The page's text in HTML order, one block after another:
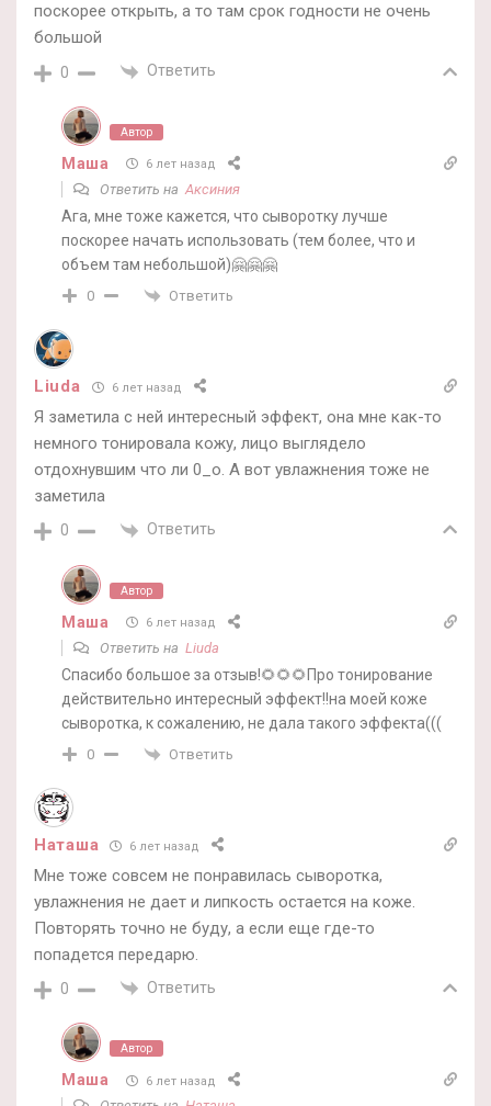
поскорее открыть, а то там срок годности не очень
большой
0 Ответить
Автор
Маша 6 лет назад
Ответить на Аксиния
Ага, мне тоже кажется, что сыворотку лучше
поскорее начать использовать (тем более, что и
объем там небольшой)🤗🤗🤗
0 Ответить
Liuda 6 лет назад
Я заметила с ней интересный эффект, она мне как-то
немного тонировала кожу, лицо выглядело
отдохнувшим что ли 0_о. А вот увлажнения тоже не
заметила
0 Ответить
Автор
Маша 6 лет назад
Ответить на Liuda
Спасибо большое за отзыв!🌻🌻🌻Про тонирование
действительно интересный эффект!!на моей коже
сыворотка, к сожалению, не дала такого эффекта(((
0 Ответить
Наташа 6 лет назад
Мне тоже совсем не понравилась сыворотка,
увлажнения не дает и липкость остается на коже.
Повторять точно не буду, а если еще где-то
попадется передарю.
0 Ответить
Автор
Маша 6 лет назад